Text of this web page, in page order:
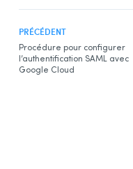
PRÉCÉDENT
Procédure pour configurer
l’authentification SAML avec
Google Cloud